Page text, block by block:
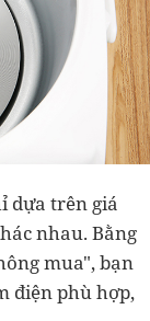
dựa trên giá
nhau. Bằng
mua", bạn
điện phù hợp,